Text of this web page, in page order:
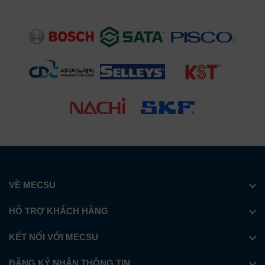
Bản vẽ kĩ thuật
VỀ MECSU
HỖ TRỢ KHÁCH HÀNG
KẾT NỐI VỚI MECSU
ĐĂNG KÝ NHẬN THÔNG TIN